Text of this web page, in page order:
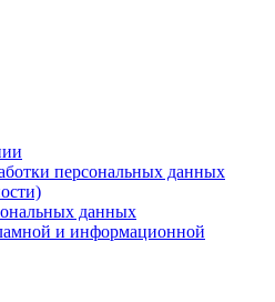
персональных данных
данных
и информационной